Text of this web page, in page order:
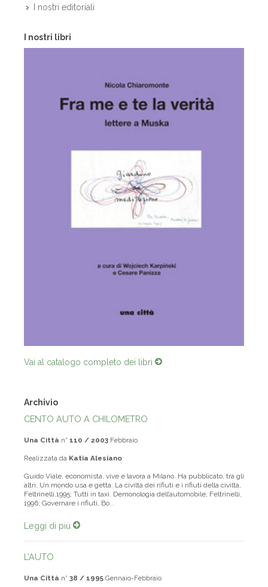
I nostri editoriali
I nostri libri
Vai al catalogo completo dei libri
Archivio
CENTO AUTO A CHILOMETRO
Una Città n° 110 / 2003 Febbraio
Realizzata da Katia Alesiano
Guido Viale, economista, vive e lavora a Milano. Ha pubblicato, tra gli
altri, Un mondo usa e getta. La civiltà dei rifiuti e i rifiuti della civiltà,
Feltrinelli,1995; Tutti in taxi. Demonologia dell’automobile, Feltrinelli,
1996; Governare i rifiuti, Bo...
Leggi di più
L’AUTO
Una Città n° 38 / 1995 Gennaio-Febbraio